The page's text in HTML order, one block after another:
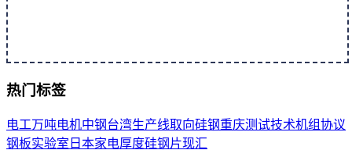
热门标签
电工万吨电机中钢台湾生产线取向硅钢重庆测试技术机组协议
钢板实验室 日本家电厚度硅钢片现汇